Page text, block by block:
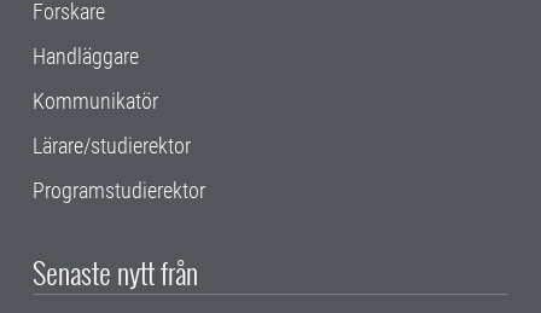
Forskare
Handläggare
Kommunikatör
Lärare/studierektor
Programstudierektor
Senaste nytt från